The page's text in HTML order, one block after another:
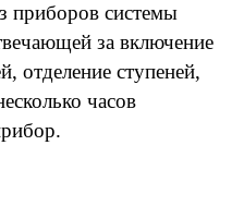
приборов системы
за включение
отделение ступеней,
часов